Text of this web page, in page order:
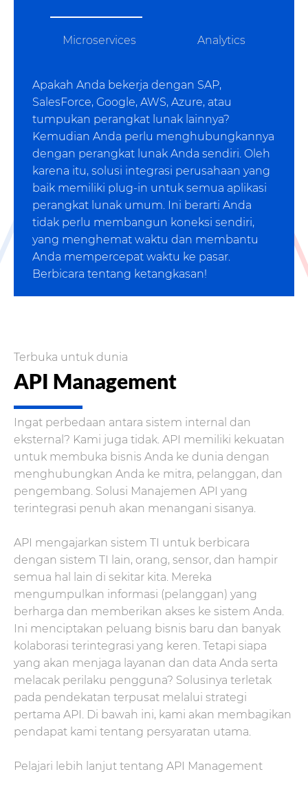
Microservices Analytics
Apakah Anda bekerja dengan SAP,
SalesForce, Google, AWS, Azure, atau
tumpukan perangkat lunak lainnya?
Kemudian Anda perlu menghubungkannya
dengan perangkat lunak Anda sendiri. Oleh
karena itu, solusi integrasi perusahaan yang
baik memiliki plug-in untuk semua aplikasi
perangkat lunak umum. Ini berarti Anda
tidak perlu membangun koneksi sendiri,
yang menghemat waktu dan membantu
Anda mempercepat waktu ke pasar.
Berbicara tentang ketangkasan!
Terbuka untuk dunia
API Management
Ingat perbedaan antara sistem internal dan
eksternal? Kami juga tidak. API memiliki kekuatan
untuk membuka bisnis Anda ke dunia dengan
menghubungkan Anda ke mitra, pelanggan, dan
pengembang. Solusi Manajemen API yang
terintegrasi penuh akan menangani sisanya.
API mengajarkan sistem TI untuk berbicara
dengan sistem TI lain, orang, sensor, dan hampir
semua hal lain di sekitar kita. Mereka
mengumpulkan informasi (pelanggan) yang
berharga dan memberikan akses ke sistem Anda.
Ini menciptakan peluang bisnis baru dan banyak
kolaborasi terintegrasi yang keren. Tetapi siapa
yang akan menjaga layanan dan data Anda serta
melacak perilaku pengguna? Solusinya terletak
pada pendekatan terpusat melalui strategi
pertama API. Di bawah ini, kami akan membagikan
pendapat kami tentang persyaratan utama.
Pelajari lebih lanjut tentang API Management